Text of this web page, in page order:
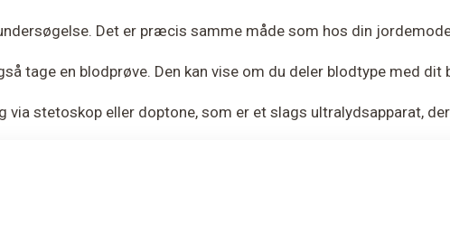
Det er præcis samme måde som hos din
tage en blodprøve. Den kan vise om du deler blodtype med
stetoskop eller doptone, som er et slags ultralydsapparat,